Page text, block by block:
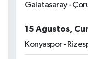
Galatasaray -
15 Ağustos,
Konyaspor -